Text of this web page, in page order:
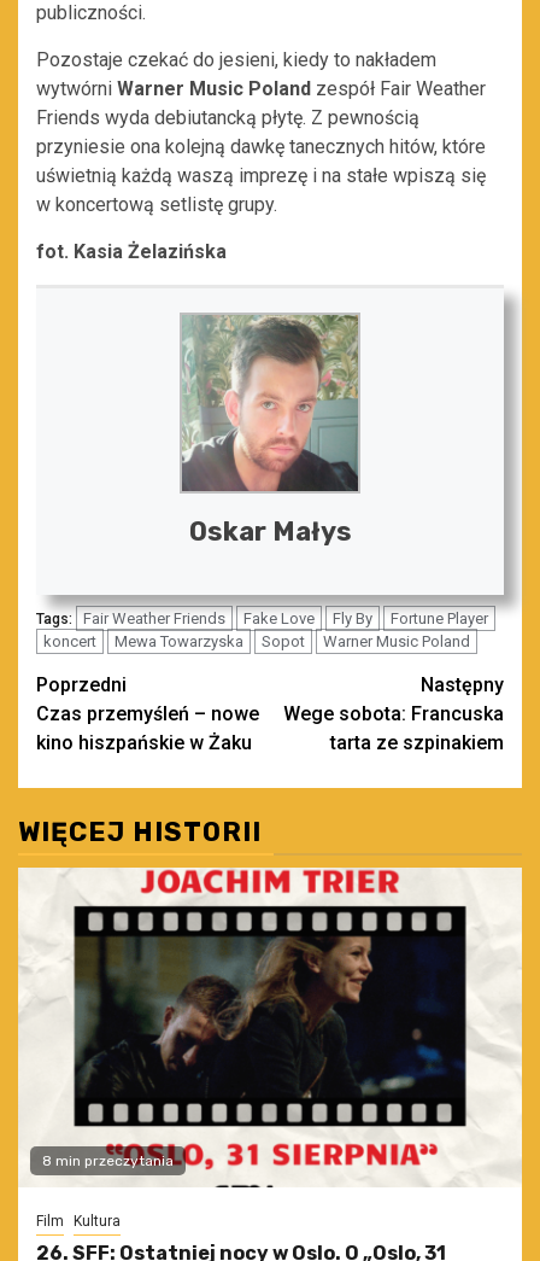
publiczności.
Pozostaje czekać do jesieni, kiedy to nakładem
wytwórni Warner Music Poland zespół Fair Weather
Friends wyda debiutancką płytę. Z pewnością
przyniesie ona kolejną dawkę tanecznych hitów, które
uświetnią każdą waszą imprezę i na stałe wpiszą się
w koncertową setlistę grupy.
fot. Kasia Żelazińska
Oskar Małys
Tags: Fair Weather Friends Fake Love Fly By
Fortune Player
koncert
Mewa Towarzyska Sopot Warner Music Poland
Zobacz
wpisy
Poprzedni
Czas przemyśleń – nowe
kino hiszpańskie w Żaku
Następny
Wege sobota: Francuska
tarta ze szpinakiem
WIĘCEJ HISTORII
8 min przeczytania
Film Kultura
26. SFF: Ostatniej nocy w Oslo. O „Oslo, 31